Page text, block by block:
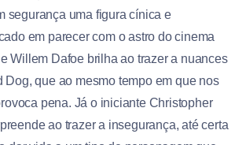
segurança uma figura cínica e
em parecer com o astro do cinema
Willem Dafoe brilha ao trazer a nuances
Dog, que ao mesmo tempo em que nos
pena. Já o iniciante Christopher
ao trazer a insegurança, até certa